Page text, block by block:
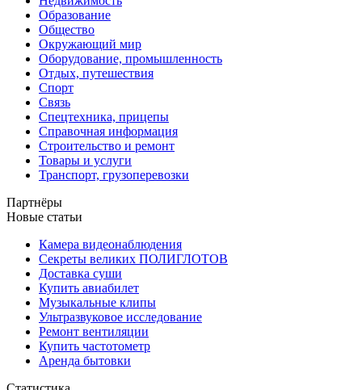
Образование
Общество
Окружающий мир
Оборудование, промышленность
Отдых, путешествия
Спорт
Связь
Спецтехника, прицепы
Справочная информация
Строительство и ремонт
Товары и услуги
Транспорт, грузоперевозки
Партнёры
Новые статьи
Камера видеонаблюдения
Секреты великих ПОЛИГЛОТОВ
Доставка суши
Купить авиабилет
Музыкальные клипы
Ультразвуковое исследование
Ремонт вентиляции
Купить частотометр
Аренда бытовки